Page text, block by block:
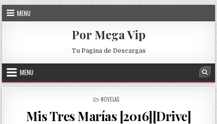
Skip to content
MENU
Por Mega Vip
Tu Pagina de Descargas
MENU
POSTED IN
NOVELAS
Mis Tres Marías [2016][Drive]